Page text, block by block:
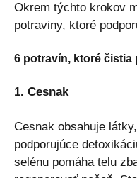
Okrem týchto krokov
potraviny, ktoré
6 potravín, ktoré čistia
1. Cesnak
Cesnak obsahuje
podporujúce
selénu pomáha telu